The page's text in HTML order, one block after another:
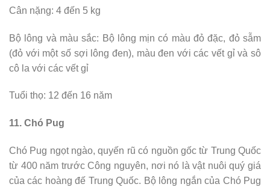
Cân nặng: 4 đến 5 kg
Bộ lông và màu sắc: Bộ lông mịn có màu đỏ đặc, đỏ sẫm
(đỏ với một số sợi lông đen), màu đen với các vết gỉ và sô
cô la với các vết gỉ
Tuổi thọ: 12 đến 16 năm
11. Chó Pug
Chó Pug ngọt ngào, quyến rũ có nguồn gốc từ Trung Quốc
từ 400 năm trước Công nguyên, nơi nó là vật nuôi quý giá
của các hoàng đế Trung Quốc. Bộ lông ngắn của Chó Pug